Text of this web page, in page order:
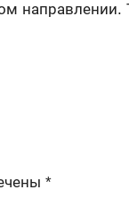
направлении.
*